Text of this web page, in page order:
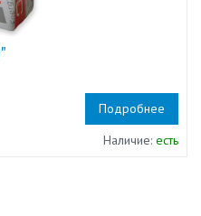
Подробнее
Наличие: есть